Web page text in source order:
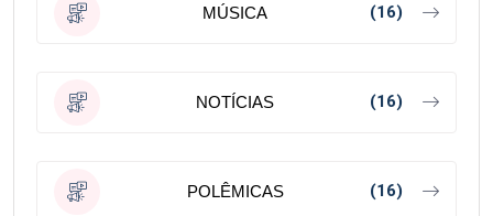
MÚSICA (16)
NOTÍCIAS (16)
POLÊMICAS (16)